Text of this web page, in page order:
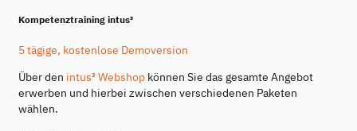
Kompetenztraining intus³
5 tägige, kostenlose Demoversion
Über den intus³ Webshop können Sie das gesamte Angebot
erwerben und hierbei zwischen verschiedenen Paketen
wählen.